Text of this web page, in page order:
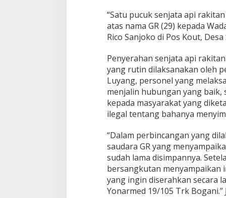
t
a
s
o
n
a
r
m
e
d
1
/
1
0
5
T
r
k
“Satu pucuk senjata api
atas nama GR (29) kepada
Rico Sanjoko di Pos Kout,
Penyerahan senjata api
yang rutin dilaksanakan oleh
Luyang, personel yang
menjalin hubungan yang baik,
kepada masyarakat yang
ilegal tentang bahanya
“Dalam perbincangan yang
saudara GR yang
sudah lama disimpannya.
bersangkutan menyampaikan
yang ingin diserahkan secara
Yonarmed 19/105 Trk